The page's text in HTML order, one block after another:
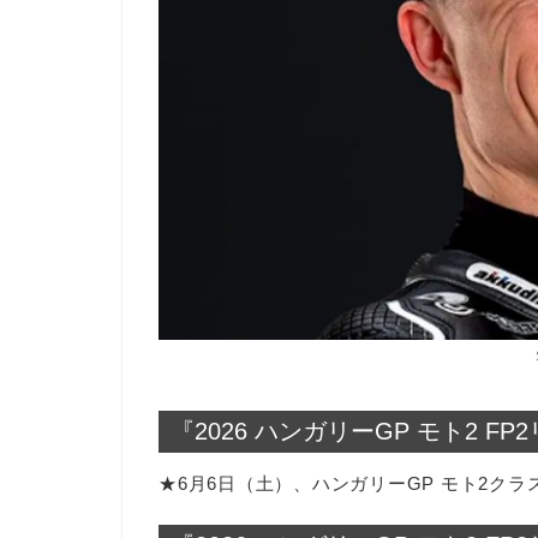
『2026 ハンガリーGP モト2
★6月6日（土）、ハンガリーGP モト2クラ